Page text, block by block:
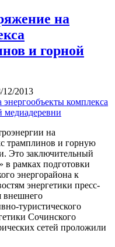
на
и горной
12/2013
на
трамплинов и горную
Это заключительный
в рамках подготовки
энергорайона к
энергетики пресс-
внешнего
туристического
Сочинского
сетей проложили